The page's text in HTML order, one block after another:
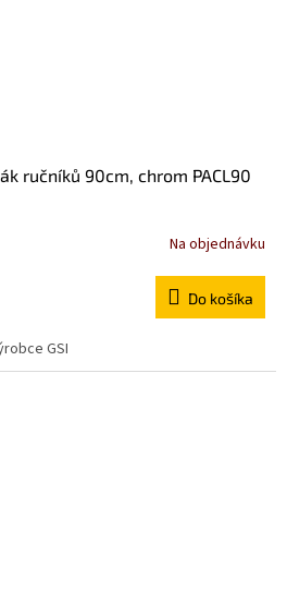
ručníků 90cm, chrom PACL90
Na objednávku
Do košíka
GSI